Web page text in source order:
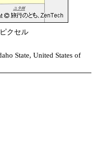
クセル
State, United States of